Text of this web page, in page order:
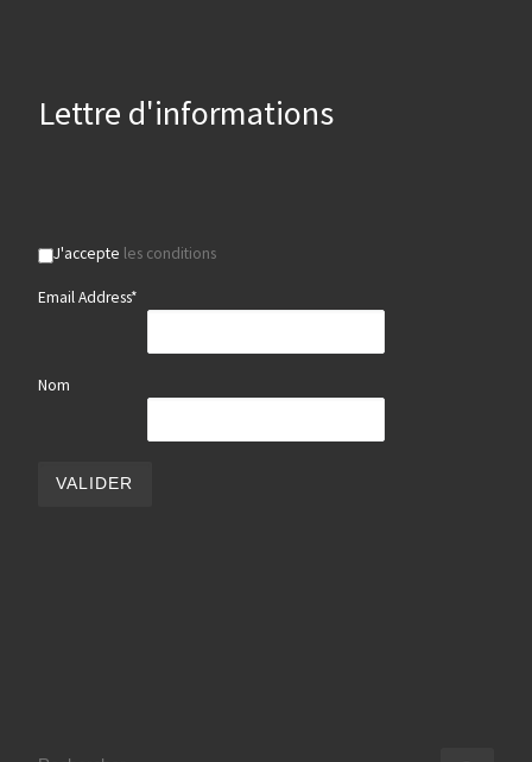
Lettre d'informations
J'accepte les conditions
Email Address*
Nom
RECHERCHER